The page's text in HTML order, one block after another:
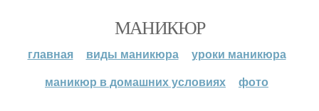
МАНИКЮР
главная виды маникюра
уроки маникюра
маникюр в домашних условиях
фото